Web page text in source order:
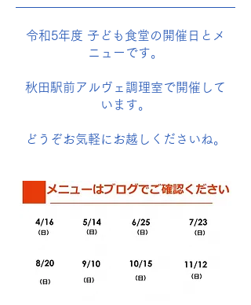
令和5年度 子ども食堂の開催日とメ
ニューです。
秋田駅前アルヴェ調理室で開催して
います。
どうぞお気軽にお越しくださいね。